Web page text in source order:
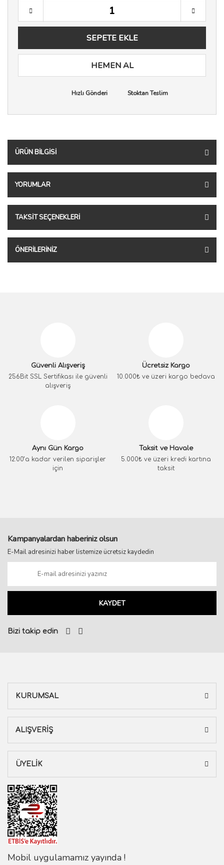
SEPETE EKLE
HEMEN AL
Hızlı Gönderi Stoktan Teslim
ÜRÜN BILGISI
YORUMLAR
TAKSIT SEÇENEKLERI
ÖNERILERINIZ
Güvenli Alışveriş
256Bit SSL Sertifikası ile güvenli
alışveriş
Ücretsiz Kargo
10.000₺ ve üzeri kargo bedava
Aynı Gün Kargo
12:00’a kadar verilen siparişler
için
Taksit ve Havale
5.000₺ ve üzeri kredi kartına
taksit
Kampanyalardan haberiniz olsun
E-Mail adresinizi haber listemize ücretsiz kaydedin
KAYDET
Bizi takip edin
KURUMSAL
ALIŞVERİŞ
ÜYELİK
Mobil uygulamamız yayında !